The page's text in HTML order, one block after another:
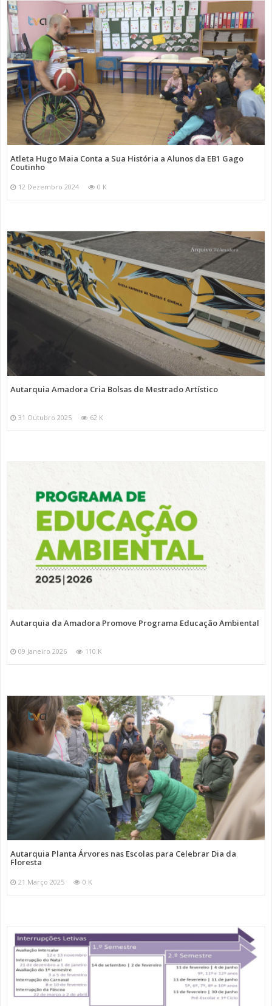
Atleta Hugo Maia Conta a Sua História a Alunos da EB1 Gago
Coutinho
12 Dezembro 2024 0 K
Autarquia Amadora Cria Bolsas de Mestrado Artístico
31 Outubro 2025 62 K
Autarquia da Amadora Promove Programa Educação Ambiental
09 Janeiro 2026 110 K
Autarquia Planta Árvores nas Escolas para Celebrar Dia da
Floresta
21 Março 2025 0 K